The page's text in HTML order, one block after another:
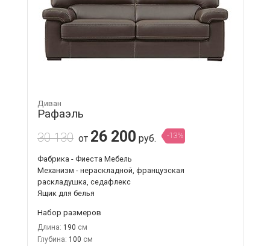
Диван
Рафаэль
30 130 от 26 200 руб. -13%
Фабрика - Фиеста Мебель
Механизм - нераскладной, французская
раскладушка, седафлекс
Ящик для белья
Набор размеров
Длина: 190
Глубина: 100